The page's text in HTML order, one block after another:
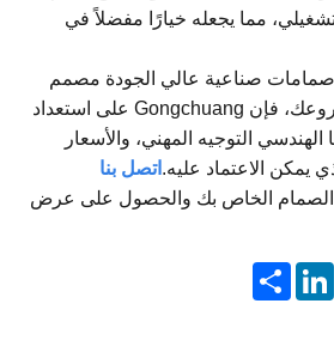
مما يجعله خيارًا مفضلاً في
صناعية عالي الجودة مصمم
خصيصًا لمتطلبات مشروعك، فإن Gongchuang على استعداد
التوجيه المهني، والأسعار
يمكن الاعتماد عليه. اتصل بنا
الخاص بك والحصول على عرض
LinkedIn
Share